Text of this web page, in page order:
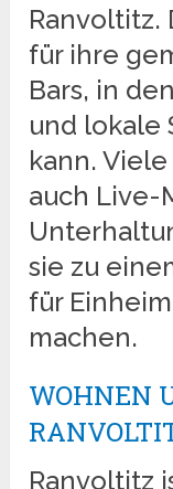
Ranvoltitz.
für ihre
Bars, in
und lokale
kann.
auch Live-
sie zu
für
machen.
WOHNEN
Ranvoltitz